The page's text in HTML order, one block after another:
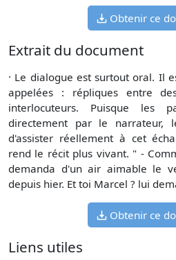
Obtenir ce
Extrait du document
· Le dialogue est surtout oral. Il
appelées : répliques entre
interlocuteurs. Puisque les
directement par le narrateur,
d'assister réellement à cet
rend le récit plus vivant. " -
demanda d'un air aimable le
depuis hier. Et toi Marcel ? lui
Obtenir ce
Liens utiles